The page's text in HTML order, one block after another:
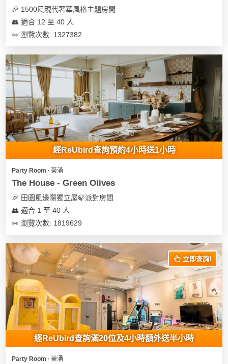
🎉 1500尺現代奢華風格主題房間
👥 適合 12 至 40 人
👀 瀏覽次數: 1327382
經ReUbird查詢預約4小時送1小時
Party Room ∙ 葵涌
The House - Green Olives
🎉 田園風邊際獨立屋🍃派對房間
👥 適合 1 至 40 人
👀 瀏覽次數: 1819629
立即查詢!
經ReUbird查詢滿20位及4小時額外送半小時
Party Room ∙ 葵涌